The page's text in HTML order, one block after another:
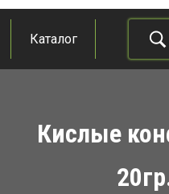
Азиатская лавка
Продукты из восточно-азиатских
Каталог
Кислые